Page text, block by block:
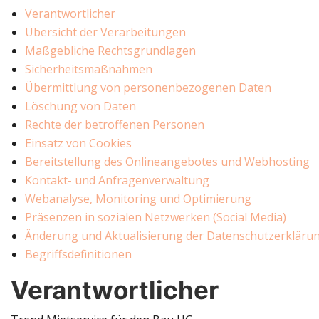
Verantwortlicher
Übersicht der Verarbeitungen
Maßgebliche Rechtsgrundlagen
Sicherheitsmaßnahmen
Übermittlung von personenbezogenen Daten
Löschung von Daten
Rechte der betroffenen Personen
Einsatz von Cookies
Bereitstellung des Onlineangebotes und Webhosting
Kontakt- und Anfragenverwaltung
Webanalyse, Monitoring und Optimierung
Präsenzen in sozialen Netzwerken (Social Media)
Änderung und Aktualisierung der
Begriffsdefinitionen
Verantwortlicher